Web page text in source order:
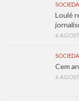
Loulé
6
Cem
6